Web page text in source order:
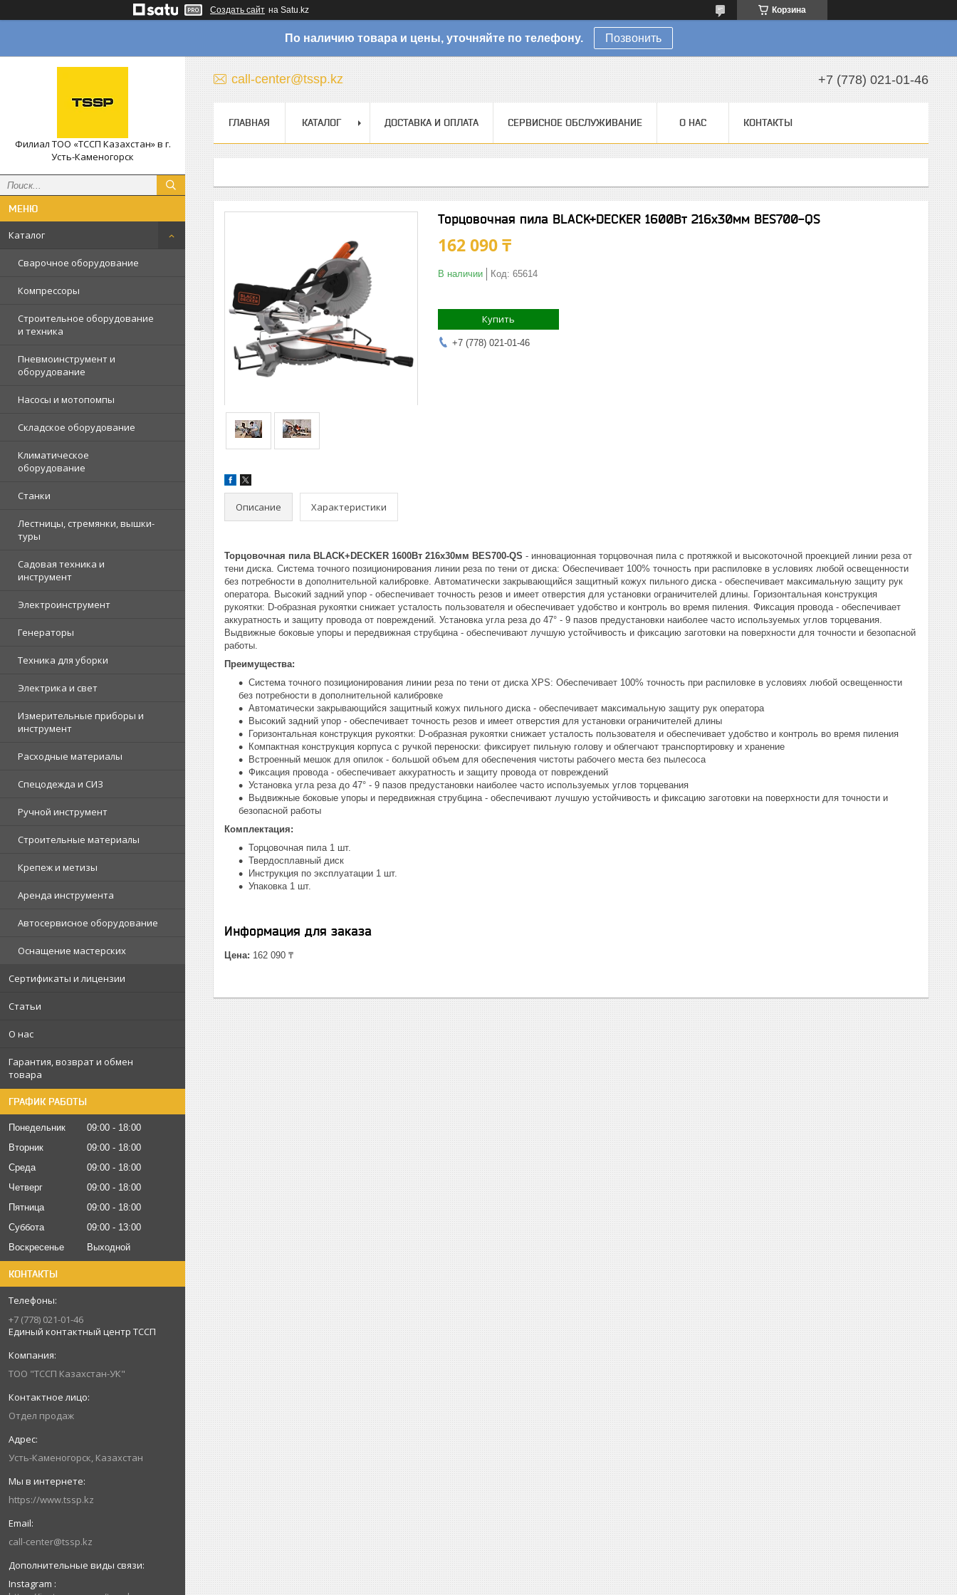
Создать сайт на Satu.kz Корзина
По наличию товара и цены, уточняйте по телефону. Позвонить
Филиал ТОО «ТССП Казахстан» в г.
Усть-Каменогорск
Каталог
Сварочное оборудование
Компрессоры
Строительное оборудование
и техника
Пневмоинструмент и
оборудование
Насосы и мотопомпы
Складское оборудование
Климатическое
оборудование
Станки
Лестницы, стремянки, вышки-
туры
Садовая техника и
инструмент
Электроинструмент
Генераторы
Техника для уборки
Электрика и свет
Измерительные приборы и
инструмент
Расходные материалы
Спецодежда и СИЗ
Ручной инструмент
Строительные материалы
Крепеж и метизы
Аренда инструмента
Автосервисное оборудование
Оснащение мастерских
Сертификаты и лицензии
Статьи
О нас
Гарантия, возврат и обмен
товара
ГРАФИК РАБОТЫ
Понедельник 09:00
18:00
Вторник
09:00
18:00
Среда
09:00
18:00
Четверг
09:00
18:00
Пятница
09:00
18:00
Суббота
09:00
13:00
Воскресенье
Выходной
КОНТАКТЫ
+7 (778) 021-01-46
Единый контактный центр ТССП
ТОО "ТССП Казахстан-УК"
Отдел продаж
Усть-Каменогорск, Казахстан
https://www.tssp.kz
call-center@tssp.kz
Instagram
call-center@tssp.kz +7 (778) 021-01-46
ГЛАВНАЯ КАТАЛОГ ДОСТАВКА И ОПЛАТА СЕРВИСНОЕ ОБСЛУЖИВАНИЕ О НАС КОНТАКТЫ
Торцовочная пила BLACK+DECKER 1600Вт 216х30мм BES700-QS
162 090 ₸
В наличии Код: 65614
Купить
+7 (778) 021-01-46
Описание Характеристики
Торцовочная пила BLACK+DECKER 1600Вт 216х30мм BES700-QS - инновационная торцовочная пила с протяжкой и высокоточной проекцией линии реза от
тени диска. Система точного позиционирования линии реза по тени от диска: Обеспечивает 100% точность при распиловке в условиях любой освещенности
без потребности в дополнительной калибровке. Автоматически закрывающийся защитный кожух пильного диска - обеспечивает максимальную защиту рук
оператора. Высокий задний упор - обеспечивает точность резов и имеет отверстия для установки ограничителей длины. Горизонтальная конструкция
рукоятки: D-образная рукоятки снижает усталость пользователя и обеспечивает удобство и контроль во время пиления. Фиксация провода - обеспечивает
аккуратность и защиту провода от повреждений. Установка угла реза до 47° - 9 пазов предустановки наиболее часто используемых углов торцевания.
Выдвижные боковые упоры и передвижная струбцина - обеспечивают лучшую устойчивость и фиксацию заготовки на поверхности для точности и безопасной
работы.
Преимущества:
Система точного позиционирования линии реза по тени от диска XPS: Обеспечивает 100% точность при распиловке в условиях любой освещенности
без потребности в дополнительной калибровке
Автоматически закрывающийся защитный кожух пильного диска - обеспечивает максимальную защиту рук оператора
Высокий задний упор - обеспечивает точность резов и имеет отверстия для установки ограничителей длины
Горизонтальная конструкция рукоятки: D-образная рукоятки снижает усталость пользователя и обеспечивает удобство и контроль во время пиления
Компактная конструкция корпуса с ручкой переноски: фиксирует пильную голову и облегчают транспортировку и хранение
Встроенный мешок для опилок - большой объем для обеспечения чистоты рабочего места без пылесоса
Фиксация провода - обеспечивает аккуратность и защиту провода от повреждений
Установка угла реза до 47° - 9 пазов предустановки наиболее часто используемых углов торцевания
Выдвижные боковые упоры и передвижная струбцина - обеспечивают лучшую устойчивость и фиксацию заготовки на поверхности для точности и
безопасной работы
Комплектация:
Торцовочная пила 1 шт.
Твердосплавный диск
Инструкция по эксплуатации 1 шт.
Упаковка 1 шт.
Информация для заказа
Цена: 162 090 ₸